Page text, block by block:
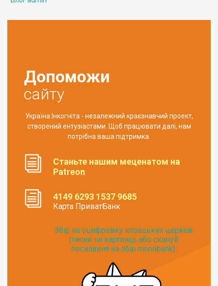
Допоможи
сайту
Україна Інкогніта - незалежний краєзнавчий проект,
створений ентузіастами. Щоб працювати далі, нам
потрібна ваша підтримка.
Станьте нашим меценатом на
Patreon
4149 6293 1537 9685
Карта ПриватБанк
Збір на оцифровку козацьких церков
(тисни на картинці, або скануй
посилання на збір monobank):